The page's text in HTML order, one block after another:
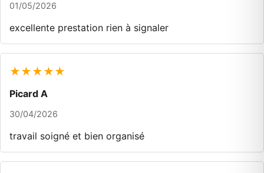
01/05/2026
excellente prestation rien à signaler
★★★★★
Picard A
30/04/2026
travail soigné et bien organisé